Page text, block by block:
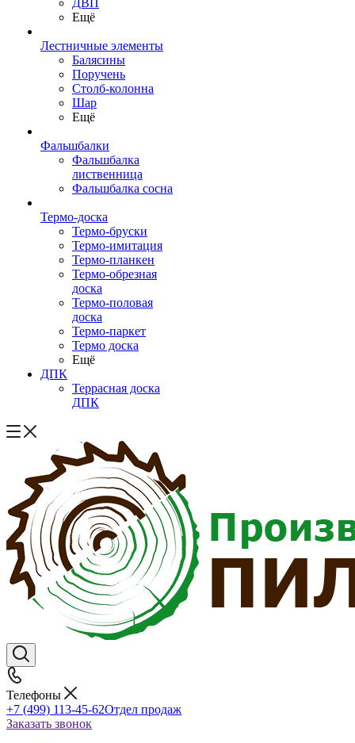
ДВП
Ещё
Лестничные элементы
Балясины
Поручень
Столб-колонна
Шар
Ещё
Фальшбалки
Фальшбалка
лиственница
Фальшбалка сосна
Термо-доска
Термо-бруски
Термо-имитация
Термо-планкен
Термо-обрезная
доска
Термо-половая
доска
Термо-паркет
Термо доска
Ещё
ДПК
Террасная доска
ДПК
Телефоны
+7 (499) 113-45-62Отдел продаж
Заказать звонок